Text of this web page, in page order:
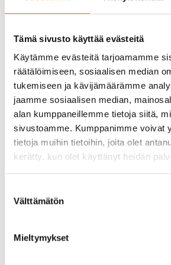
Tämä sivusto käyttää evästeitä
Käytämme evästeitä tarjoamamme
räätälöimiseen, sosiaalisen median
tukemiseen ja kävijämäärämme
jaamme sosiaalisen median,
alan kumppaneillemme tietoja siitä,
sivustoamme. Kumppanimme voivat
tietoja muihin tietoihin, joita olet
kerätty, kun olet käyttänyt heidän
valinta
Välttämätön
Mieltymykset
rakennuksille, ja niiden avulla
tärkeä vaihe, joka varmistaa, että
paikoillaan ja kestää painetta.
erityisen hyödyllinen teiden ja
alla, koska se estää maaperän
lämpötilan vaihteluiden vuoksi.
Lisäksi maa-aineksia käytetään
viheralueiden rakentamisessa,
luomaan esteettisesti miellyttäviä
myös vedenhallintajärjestelmissä,